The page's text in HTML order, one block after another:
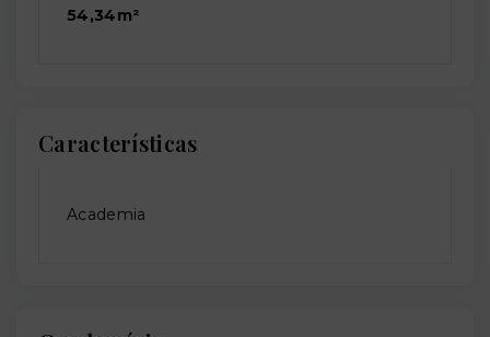
54,34m²
Características
Academia